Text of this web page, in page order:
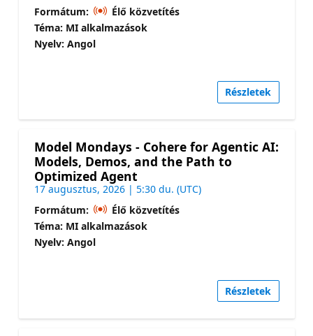
Formátum:
Élő közvetítés
Téma: MI alkalmazások
Nyelv: Angol
Részletek
Model Mondays - Cohere for Agentic AI:
Models, Demos, and the Path to
Optimized Agent
17 augusztus, 2026 | 5:30 du. (UTC)
Formátum:
Élő közvetítés
Téma: MI alkalmazások
Nyelv: Angol
Részletek